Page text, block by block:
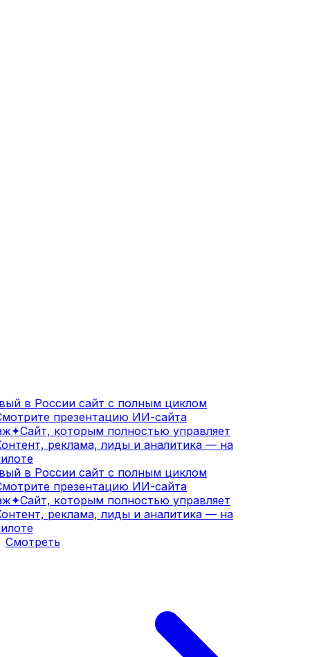
в России сайт с полным циклом
презентацию ИИ-сайта
✦Сайт, которым полностью управляет
реклама, лиды и аналитика — на
в России сайт с полным циклом
презентацию ИИ-сайта
✦Сайт, которым полностью управляет
реклама, лиды и аналитика — на
Смотреть